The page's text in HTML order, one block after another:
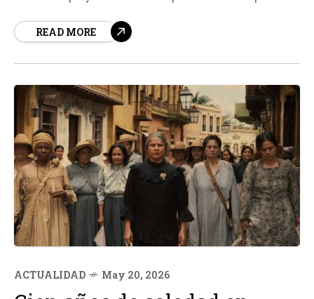
estrenó el 11 de diciembre de 2024, la plataforma ha
READ MORE
ACTUALIDAD May 20, 2026